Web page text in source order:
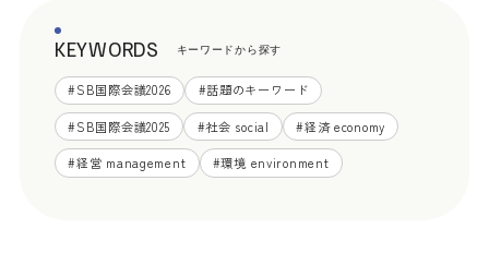
KEYWORDS キーワードから探す
#SB国際会議2026 #話題のキーワード
#SB国際会議2025 #社会 social #経済 economy
#経営 management #環境 environment